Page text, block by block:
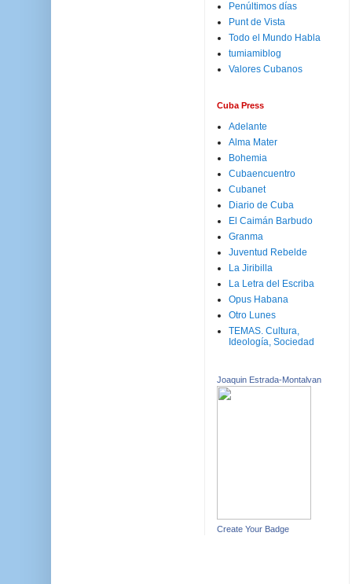
Penúltimos días
Punt de Vista
Todo el Mundo Habla
tumiamiblog
Valores Cubanos
Cuba Press
Adelante
Alma Mater
Bohemia
Cubaencuentro
Cubanet
Diario de Cuba
El Caimán Barbudo
Granma
Juventud Rebelde
La Jiribilla
La Letra del Escriba
Opus Habana
Otro Lunes
TEMAS. Cultura,
Ideología, Sociedad
Joaquin Estrada-Montalvan
Create Your Badge